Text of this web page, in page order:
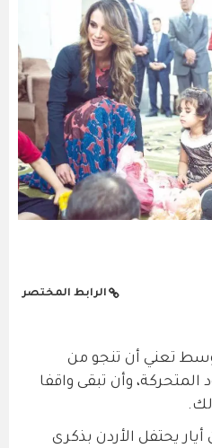
الرابط المختصر
تعني أن تنجو من
المتحركة، وأن تبقى واقفا
يحتفل الأردن بذكرى